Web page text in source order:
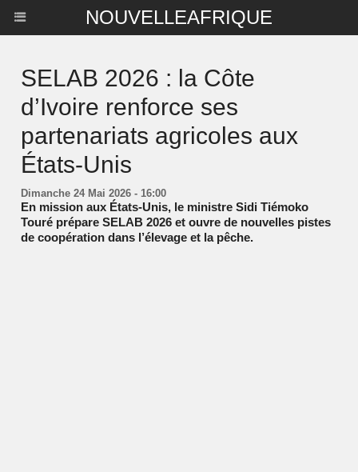
NOUVELLEAFRIQUE
SELAB 2026 : la Côte
d’Ivoire renforce ses
partenariats agricoles aux
États-Unis
Dimanche 24 Mai 2026 - 16:00
En mission aux États-Unis, le ministre Sidi Tiémoko
Touré prépare SELAB 2026 et ouvre de nouvelles pistes
de coopération dans l’élevage et la pêche.